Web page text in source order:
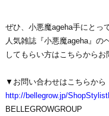
ぜひ、小悪魔ageha手にとっ
人気雑誌『小悪魔ageha』の
してもらい方はこちらからお
▼お問い合わせはこちらから
http://bellegrow.jp/
BELLEGROWGROUP